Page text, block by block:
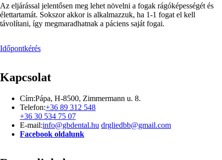
Az eljárással jelentősen meg lehet növelni a fogak rágóképességét és
élettartamát. Sokszor akkor is alkalmazzuk, ha 1-1 fogat el kell
távolítani, így megmaradhatnak a páciens saját fogai.
Időpontkérés
Kapcsolat
Cím:Pápa, H-8500, Zimmermann u. 8.
Telefon:+36 89 312 548
+36 30 534 75 07
E-mail:info@gbdental.hu drgliedbb@gmail.com
Facebook oldalunk